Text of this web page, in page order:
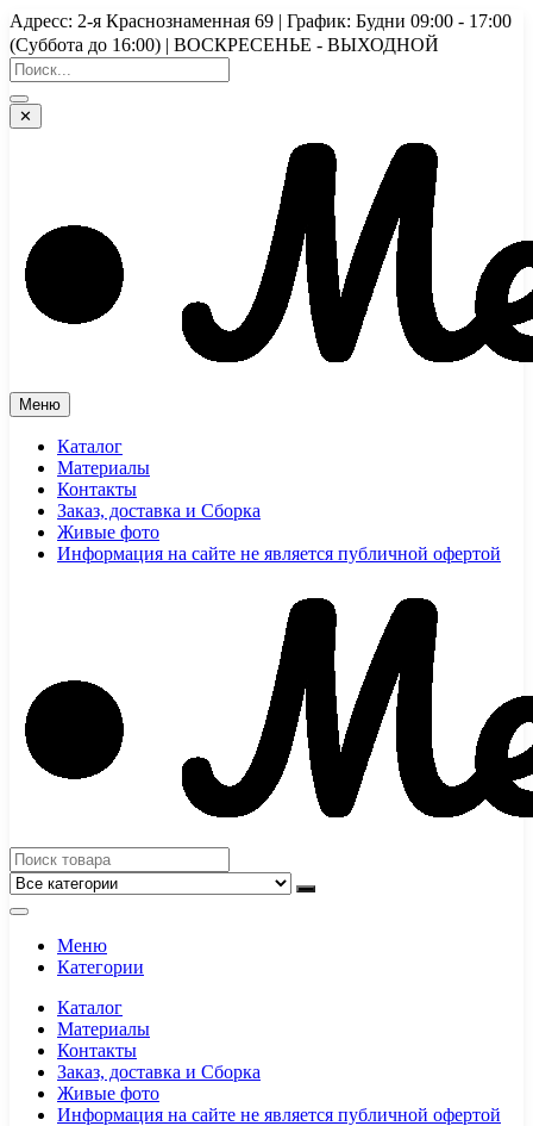
Перейти
к
содержимому
Адресс: 2-я Краснознаменная 69 | График: Будни 09:00 - 17:00
(Суббота до 16:00) | ВОСКРЕСЕНЬЕ - ВЫХОДНОЙ
✕
Меню
Каталог
Материалы
Контакты
Заказ, доставка и Сборка
Живые фото
Информация на сайте не является публичной офертой
Меню
Категории
Каталог
Материалы
Контакты
Заказ, доставка и Сборка
Живые фото
Информация на сайте не является публичной офертой